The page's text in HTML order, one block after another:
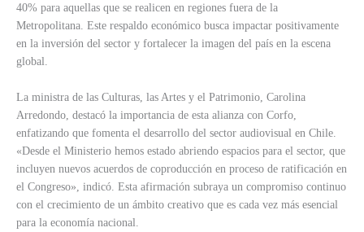
40% para aquellas que se realicen en regiones fuera de la
Metropolitana. Este respaldo económico busca impactar positivamente
en la inversión del sector y fortalecer la imagen del país en la escena
global.
La ministra de las Culturas, las Artes y el Patrimonio, Carolina
Arredondo, destacó la importancia de esta alianza con Corfo,
enfatizando que fomenta el desarrollo del sector audiovisual en Chile.
«Desde el Ministerio hemos estado abriendo espacios para el sector, que
incluyen nuevos acuerdos de coproducción en proceso de ratificación en
el Congreso», indicó. Esta afirmación subraya un compromiso continuo
con el crecimiento de un ámbito creativo que es cada vez más esencial
para la economía nacional.